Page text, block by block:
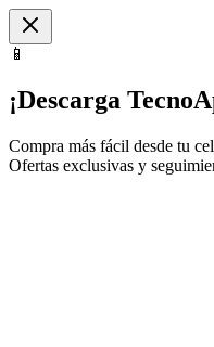
📱
¡Descarga
Compra más fácil desde tu
Ofertas exclusivas y